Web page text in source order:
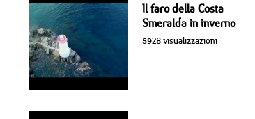
Il faro della Costa
Smeralda in inverno
5928 visualizzazioni